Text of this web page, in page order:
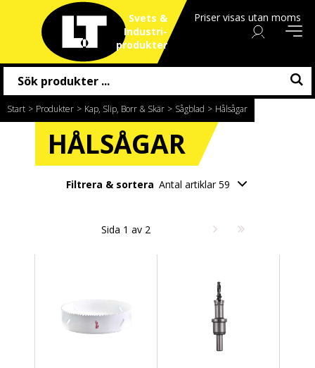
Priser visas utan moms
Svets &
Industri
produkter
Start / Produkter / Kap, Slip, Borr & Skär / Sågblad / Hålsågar
HÅLSÅGAR
Filtrera & sortera Antal artiklar 59
Sida 1 av 2